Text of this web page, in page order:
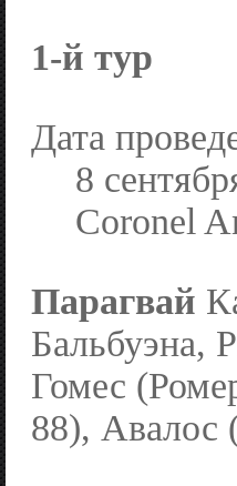
1-й тур
Дата
8
Coronel
Парагвай
Бальбуэна,
Гомес
88), Авалос